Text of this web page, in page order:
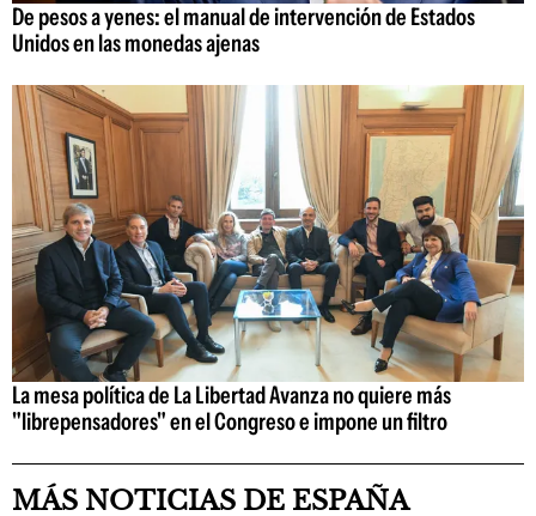
De pesos a yenes: el manual de intervención de Estados
Unidos en las monedas ajenas
La mesa política de La Libertad Avanza no quiere más
"librepensadores" en el Congreso e impone un filtro
MÁS NOTICIAS DE ESPAÑA